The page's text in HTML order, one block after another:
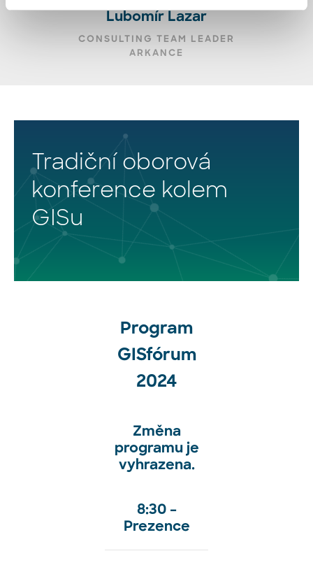
Lubomír Lazar
CONSULTING TEAM LEADER
ARKANCE
Tradiční oborová
konference kolem
GISu
Program
GISfórum
2024
Změna
programu je
vyhrazena.
8:30 –⁠⁠⁠⁠⁠
Prezence